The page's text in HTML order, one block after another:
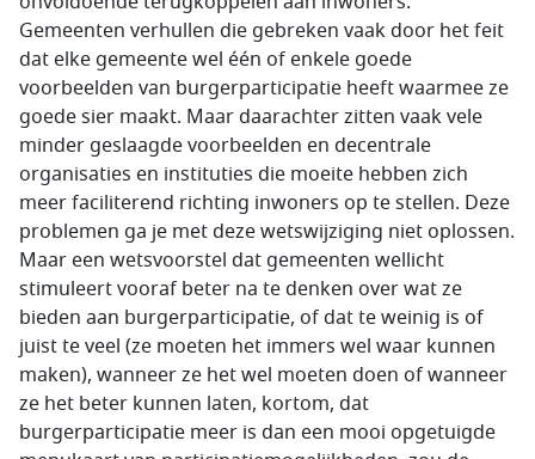
Gemeenten verhullen die gebreken vaak door het feit
dat elke gemeente wel één of enkele goede
voorbeelden van burgerparticipatie heeft waarmee ze
goede sier maakt. Maar daarachter zitten vaak vele
minder geslaagde voorbeelden en decentrale
organisaties en instituties die moeite hebben zich
meer faciliterend richting inwoners op te stellen. Deze
problemen ga je met deze wetswijziging niet oplossen.
Maar een wetsvoorstel dat gemeenten wellicht
stimuleert vooraf beter na te denken over wat ze
bieden aan burgerparticipatie, of dat te weinig is of
juist te veel (ze moeten het immers wel waar kunnen
maken), wanneer ze het wel moeten doen of wanneer
ze het beter kunnen laten, kortom, dat
burgerparticipatie meer is dan een mooi opgetuigde